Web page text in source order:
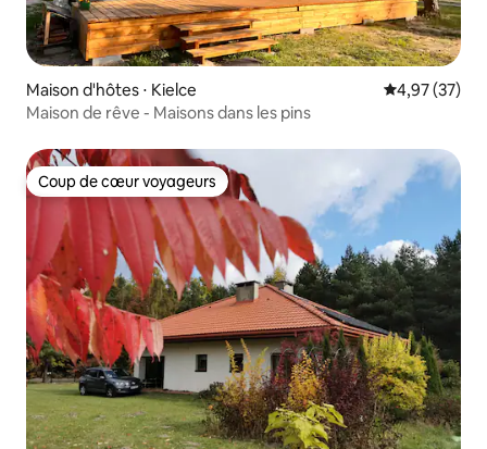
Maison d'hôtes ⋅ Kielce Évaluation
4,97 (37)
Maison de rêve - Maisons dans les pins
Coup de cœur voyageurs
Coup de cœur voyageurs